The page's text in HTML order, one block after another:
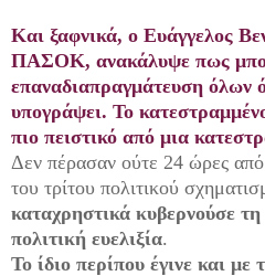
Και ξαφνικά, ο Ευάγγελος
ΠΑΣΟΚ, ανακάλυψε πως
επαναδιαπραγμάτευση όλων
υπογράψει. Το
πιο πειστικό από μια
Δεν πέρασαν ούτε 24 ώρες από
του τρίτου πολιτικού
καταχρηστικά κυβερνούσε
πολιτική ευελιξία.
Το ίδιο περίπου έγινε και